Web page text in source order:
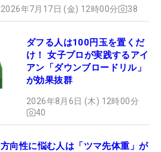
2026年7月17日 (金) 12時00分 38
ダフる人は100円玉を置くだ
け！ 女子プロが実践するアイ
アン「ダウンブロードリル」
が効果抜群
2026年8月6日 (木) 12時00分
40
方向性に悩む人は「ツマ先体重」が